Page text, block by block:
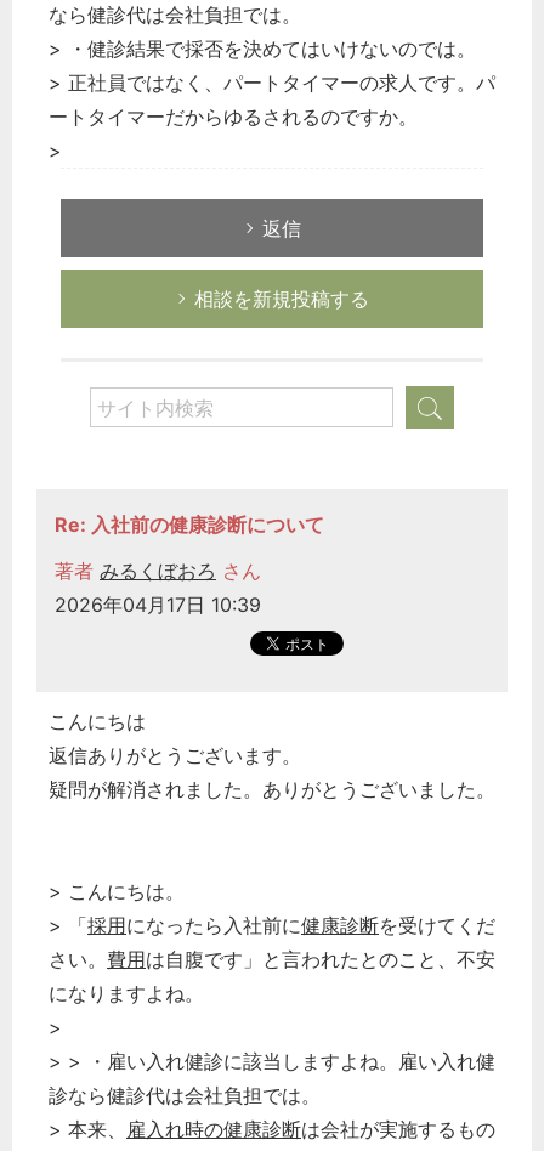
なら健診代は会社負担では。
> ・健診結果で採否を決めてはいけないのでは。
> 正社員ではなく、パートタイマーの求人です。パ
ートタイマーだからゆるされるのですか。
>
返信
相談を新規投稿する
Re: 入社前の健康診断について
著者 みるくぼおろ さん
2026年04月17日 10:39
こんにちは
返信ありがとうございます。
疑問が解消されました。ありがとうございました。
> こんにちは。
> 「採用になったら入社前に健康診断を受けてくだ
さい。 費用は自腹です」と言われたとのこと、不安
になりますよね。
>
> > ・雇い入れ健診に該当しますよね。雇い入れ健
診なら健診代は会社負担では。
> 本来、 雇入れ時の健康診断は会社が実施するもの